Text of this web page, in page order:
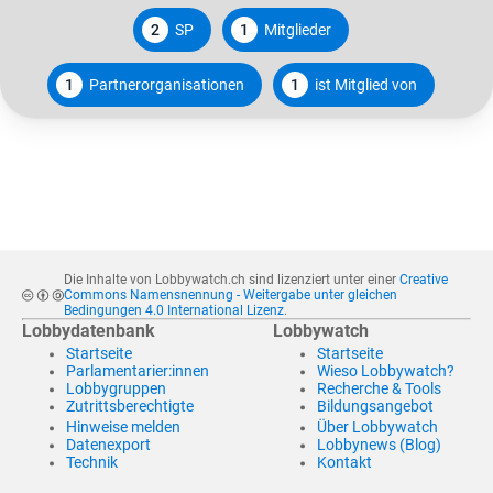
2 SP 1 Mitglieder
1 Partnerorganisationen 1 ist Mitglied von
Die Inhalte von Lobbywatch.ch sind lizenziert unter einer Creative
Commons Namensnennung - Weitergabe unter gleichen
Bedingungen 4.0 International Lizenz.
Lobbydatenbank
Startseite
Parlamentarier:innen
Lobbygruppen
Zutrittsberechtigte
Hinweise melden
Datenexport
Technik
Lobbywatch
Startseite
Wieso Lobbywatch?
Recherche & Tools
Bildungsangebot
Über Lobbywatch
Lobbynews (Blog)
Kontakt